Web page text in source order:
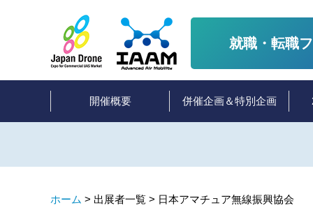
就職・転職
開催概要 併催企画＆特別企画
ホーム > 出展者一覧 > 日本アマチュア無線振興協会